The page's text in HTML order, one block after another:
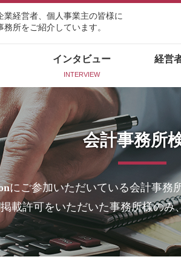
業経営者、個人事業主の皆様に
務所をご紹介しています。
インタビュー
INTERVIEW
経営
会計事務所
にご参加いただいている会計事務
掲載許可をいただいた事務所様のみ